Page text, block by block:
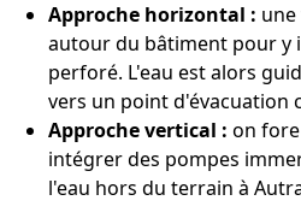
Approche horizontal :
autour du bâtiment pour y
perforé. L'eau est alors
vers un point d'évacuation
Approche vertical : on
intégrer des pompes
l'eau hors du terrain à